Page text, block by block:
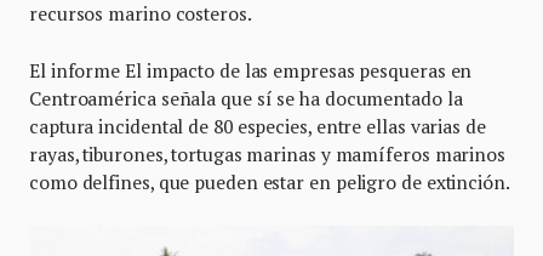
recursos marino costeros.
El informe El impacto de las empresas pesqueras en
Centroamérica señala que sí se ha documentado la
captura incidental de 80 especies, entre ellas varias de
rayas, tiburones, tortugas marinas y mamíferos marinos
como delfines, que pueden estar en peligro de extinción.